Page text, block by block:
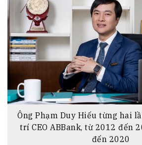
Ông Phạm Duy Hiếu từng hai
trí CEO ABBank, từ 2012 đến
đến 2020